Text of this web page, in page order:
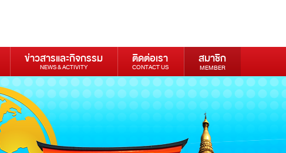
ข่าวสารและกิจกรรม
NEWS & ACTIVITY
ติดต่อเรา
CONTACT US
สมาชิก
MEMBER